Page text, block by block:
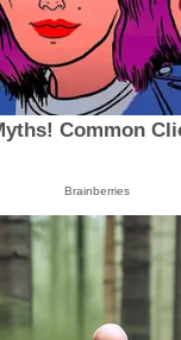
Common
Brainberries